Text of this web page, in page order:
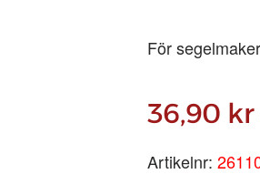
För
36,90 kr
Artikelnr: